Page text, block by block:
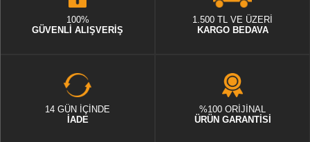
100%
GÜVENLİ ALIŞVERİŞ
1.500 TL VE ÜZERİ
KARGO BEDAVA
14 GÜN İÇİNDE
İADE
%100 ORİJİNAL
ÜRÜN GARANTİSİ